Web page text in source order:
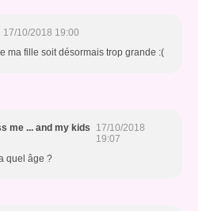
17/10/2018 19:00
ma fille soit désormais trop grande :(
me ... and my kids
17/10/2018
19:07
quel âge ?